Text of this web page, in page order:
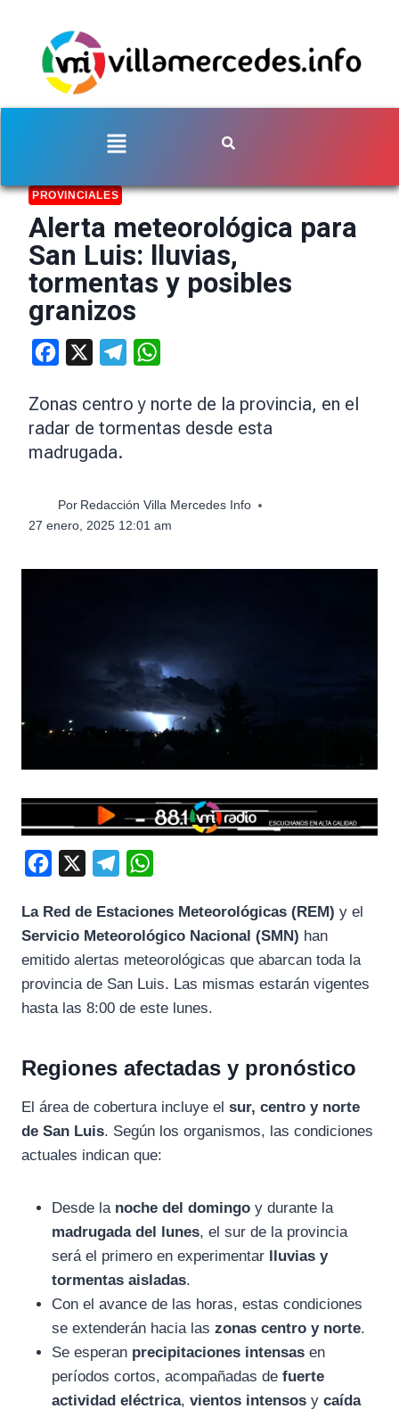
PROVINCIALES
Alerta meteorológica para
San Luis: lluvias,
tormentas y posibles
granizos
Facebook Telegram
Zonas centro y norte de la provincia, en el
radar de tormentas desde esta
madrugada.
Por Redacción Villa Mercedes Info
27 enero, 2025 12:01 am
c
e
b
l
e
g
a
t
s
La Red de Estaciones Meteorológicas (REM) y el
Servicio Meteorológico Nacional (SMN) han
emitido alertas meteorológicas que abarcan toda la
provincia de San Luis. Las mismas estarán vigentes
hasta las 8:00 de este lunes.
Regiones afectadas y pronóstico
El área de cobertura incluye el sur, centro y norte
de San Luis. Según los organismos, las condiciones
actuales indican que:
Desde la noche del domingo y durante la
madrugada del lunes, el sur de la provincia
será el primero en experimentar lluvias y
tormentas aisladas.
Con el avance de las horas, estas condiciones
se extenderán hacia las zonas centro y norte.
Se esperan precipitaciones intensas en
períodos cortos, acompañadas de fuerte
actividad eléctrica, vientos intensos y caída